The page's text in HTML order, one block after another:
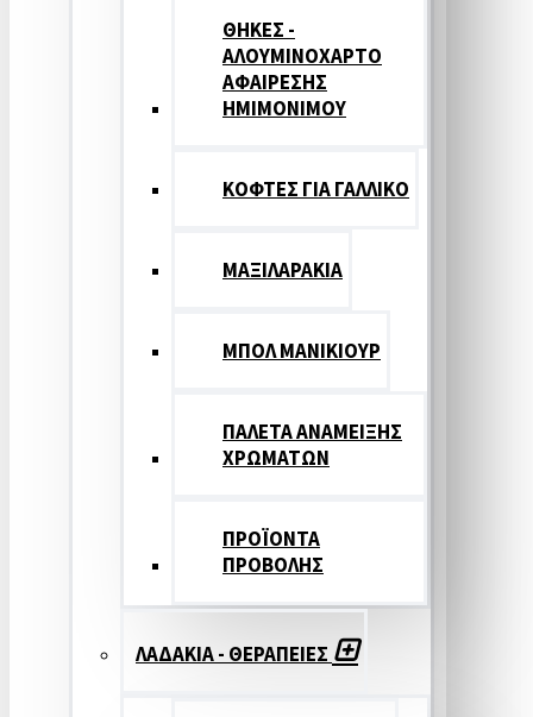
ΘΗΚΕΣ -
ΑΛΟΥΜΙΝΟΧΑΡΤΟ
ΑΦΑΙΡΕΣΗΣ
ΗΜΙΜΟΝΙΜΟΥ
ΚΟΦΤΕΣ ΓΙΑ ΓΑΛΛΙΚΟ
ΜΑΞΙΛΑΡΑΚΙΑ
ΜΠΟΛ ΜΑΝΙΚΙΟΥΡ
ΠΑΛΕΤΑ ΑΝΑΜΕΙΞΗΣ
ΧΡΩΜΑΤΩΝ
ΠΡΟΪΟΝΤΑ
ΠΡΟΒΟΛΗΣ
ΛΑΔΑΚΙΑ - ΘΕΡΑΠΕΙΕΣ